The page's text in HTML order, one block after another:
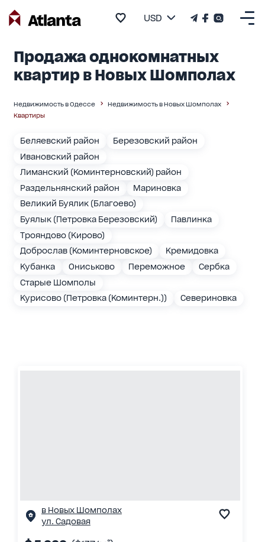
USD
Продажа однокомнатных
квартир в Новых Шомполах
Недвижимость в Одессе
Недвижимость в Новых Шомполах
Квартиры
Беляевский район
Березовский район
Ивановский район
Лиманский (Коминтерновский) район
Раздельнянский район
Мариновка
Великий Буялик (Благоево)
Буялык (Петровка Березовский)
Павлинка
Трояндово (Кирово)
Доброслав (Коминтерновское)
Кремидовка
Кубанка
Ониськово Переможное
Сербка
Старые Шомполы
Курисово (Петровка (Коминтерн.))
Севериновка
в Новых Шомполах
ул. Садовая